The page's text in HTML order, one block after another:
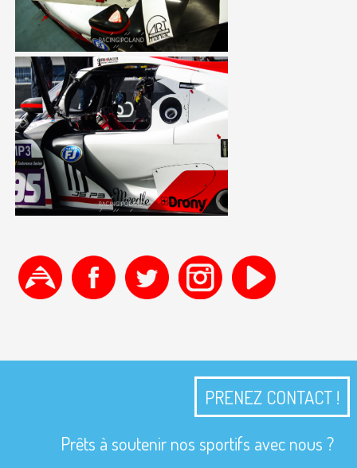
PRENEZ CONTACT !
Prêts à soutenir nos sportifs avec nous ?